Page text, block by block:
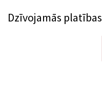
Dzīvojamās platības